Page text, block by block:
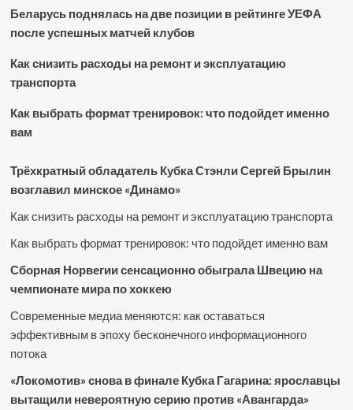
Беларусь поднялась на две позиции в рейтинге УЕФА
после успешных матчей клубов
Как снизить расходы на ремонт и эксплуатацию
транспорта
Как выбрать формат тренировок: что подойдет именно
вам
Трёхкратный обладатель Кубка Стэнли Сергей Брылин
возглавил минское «Динамо»
Как снизить расходы на ремонт и эксплуатацию транспорта
Как выбрать формат тренировок: что подойдет именно вам
Сборная Норвегии сенсационно обыграла Швецию на
чемпионате мира по хоккею
Современные медиа меняются: как оставаться
эффективным в эпоху бесконечного информационного
потока
«Локомотив» снова в финале Кубка Гагарина: ярославцы
вытащили невероятную серию против «Авангарда»